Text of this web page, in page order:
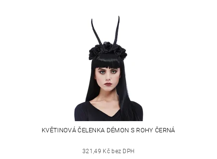
KVĚTINOVÁ ČELENKA DÉMON S ROHY ČERNÁ
321,49 Kč bez DPH